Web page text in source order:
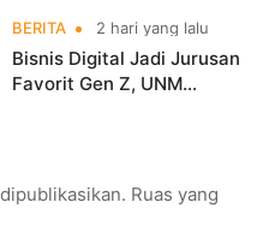
BERITA 2 hari yang lalu
Bisnis Digital Jadi Jurusan
Favorit Gen Z, UNM
Ruas yang